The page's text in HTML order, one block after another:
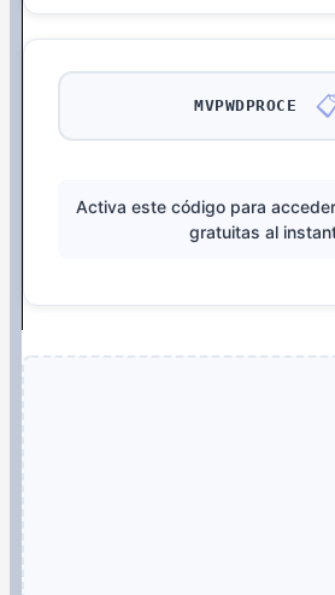
MVPWDPROCE
Activa este código para
gratuitas al